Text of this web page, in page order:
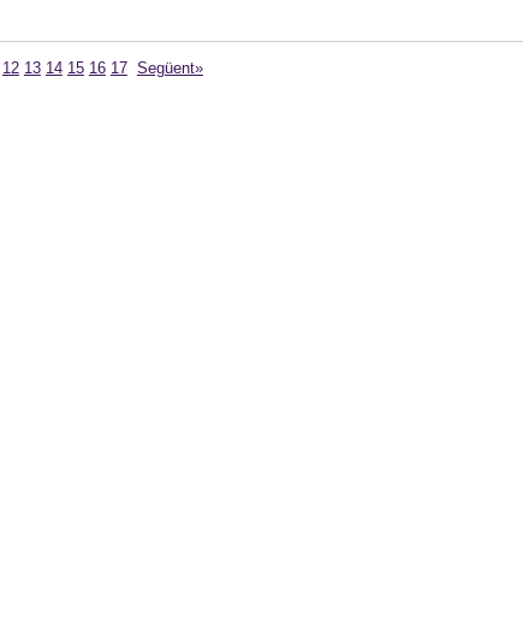
12 13 14 15 16 17 Següent»